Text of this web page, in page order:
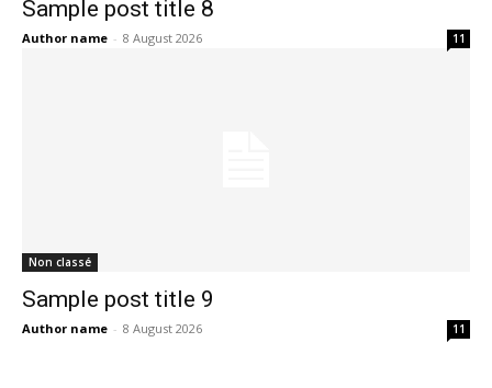
Sample post title 8
Author name - 8 August 2026 11
Non classé
Sample post title 9
Author name - 8 August 2026 11